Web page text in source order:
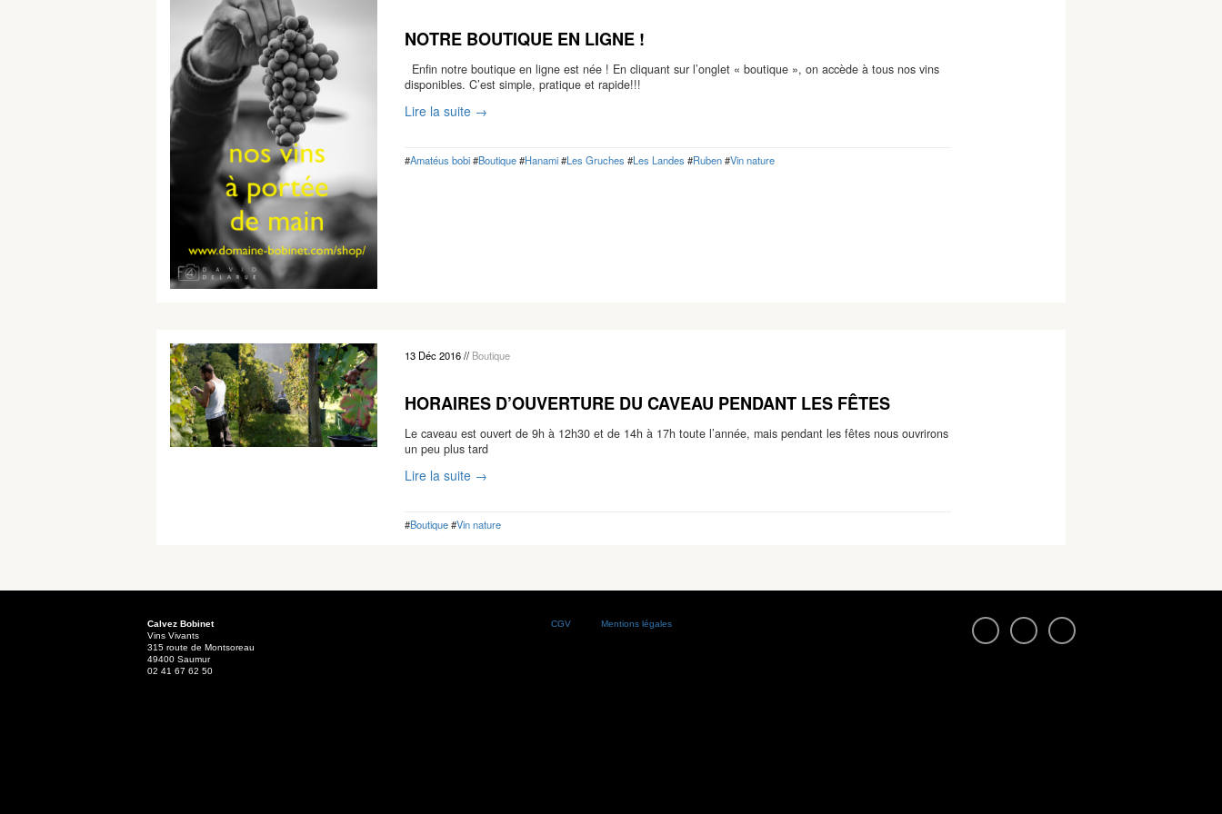
NOTRE BOUTIQUE EN LIGNE !
Enfin notre boutique en ligne est née ! En cliquant sur l’onglet « boutique », on accède à tous nos vins
disponibles. C’est simple, pratique et rapide!!!
Lire la suite →
#Amatéus bobi#Boutique#Hanami#Les Gruches #Les Landes #Ruben#Vin nature
13 Déc 2016// Boutique
HORAIRES D’OUVERTURE DU CAVEAU PENDANT LES FÊTES
Le caveau est ouvert de 9h à 12h30 et de 14h à 17h toute l’année, mais pendant les fêtes nous ouvrirons
un peu plus tard
Lire la suite →
#Boutique#Vin nature
Calvez Bobinet
Vins Vivants
315 route de Montsoreau
49400 Saumur
02 41 67 62 50
CGV Mentions légales